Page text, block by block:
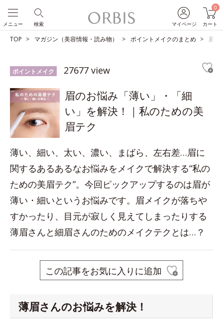
マイページ
0
カート
検索
メニュー
TOP マガジン（美容情報・読み物） ポイントメイクのまとめ 眉の
ポイントメイク 27677 view
眉のお悩み「薄い」・「細
い」を解決！｜私のための美
眉テク
薄い、細い、太い、濃い、まばら、左右差…眉に
関するあるあるなお悩みをメイクで解決する“私の
ための美眉テク”。今回ピックアップするのは眉が
薄い・細いというお悩みです。眉メイクが落ちや
すかったり、目元が寂しく見えてしまったりする
薄眉さんと細眉さんのためのメイクテクとは…？
この記事をお気に入りに追加
薄眉さんのお悩みを解決！